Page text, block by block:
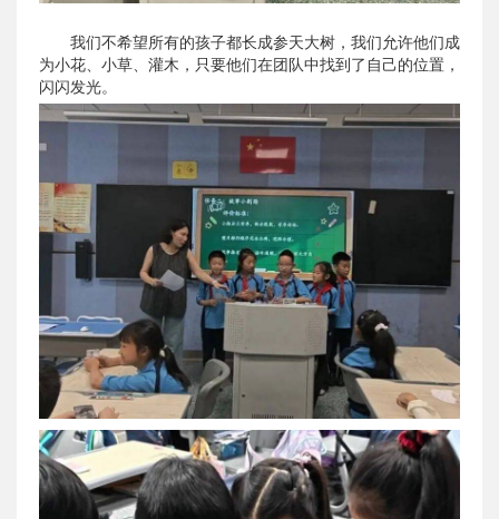
我们不希望所有的孩子都长成参天大树，我们允许他们成
为小花、小草、灌木，只要他们在团队中找到了自己的位置，
闪闪发光。